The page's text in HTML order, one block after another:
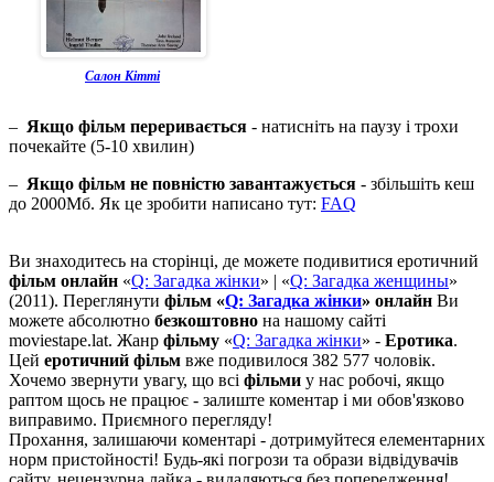
Салон Кітті
– Якщо фільм переривається - натисніть на паузу і трохи
почекайте (5-10 хвилин)
– Якщо фільм не повністю завантажується - збільшіть кеш
до 2000Мб. Як це зробити написано тут: FAQ
Ви знаходитесь на сторінці, де можете подивитися еротичний
фільм онлайн «Q: Загадка жінки» | «Q: Загадка женщины»
(2011). Переглянути фільм «Q: Загадка жінки» онлайн Ви
можете абсолютно безкоштовно на нашому сайті
moviestape.lat. Жанр фільму «Q: Загадка жінки» - Еротика.
Цей еротичний фільм вже подивилося 382 577 чоловік.
Хочемо звернути увагу, що всі фільми у нас робочі, якщо
раптом щось не працює - залиште коментар і ми обов'язково
виправимо. Приємного перегляду!
Прохання, залишаючи коментарі - дотримуйтеся елементарних
норм пристойності! Будь-які погрози та образи відвідувачів